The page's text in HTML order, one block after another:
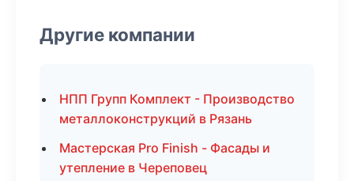
Другие компании
НПП Групп Комплект - Производство
металлоконструкций в Рязань
Мастерская Pro Finish - Фасады и
утепление в Череповец